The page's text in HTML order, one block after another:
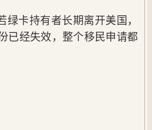
卡持有者长期离开美国，
已经失效，整个移民申请都